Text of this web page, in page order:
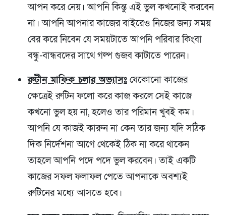
আপন করে নেয়। আপনি কিন্তু এই ভুল কখনোই করবেন
না। আপনি আপনার কাজের বাইরেও নিজের জন্য সময়
বের করে নিবেন যে সময়টাতে আপনি পরিবার কিংবা
বন্ধু-বান্ধবদের সাথে গল্প গুজব কাটাতে পারেন।
রুটীন মাফিক চলার অভ্যাসঃযেকোনো কাজের
ক্ষেত্রেই রুটিন ফলো করে কাজ করলে সেই কাজে
কখনো ভুল হয় না, হলেও তার পরিমান খুবই কম।
আপনি যে কাজই কারুন না কেন তার জন্য যদি সঠিক
দিক নির্দেশনা আগে থেকেই ঠিক না করে থাকেন
তাহলে আপনি পদে পদে ভুল করবেন। তাই একটি
কাজের সফল ফলাফল পেতে আপনাকে অবশ্যই
রুটিনের মধ্যে আসতে হবে।